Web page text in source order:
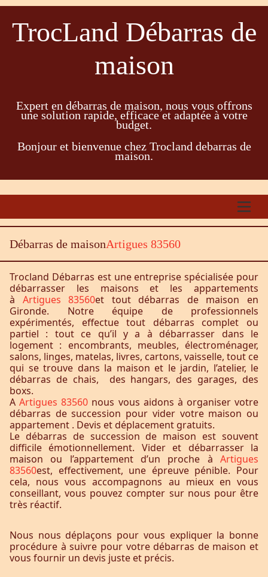
TrocLand Débarras de
maison
Expert en débarras de maison, nous vous offrons
une solution rapide, efficace et adaptée à votre
budget.
Bonjour et bienvenue chez Trocland debarras de
maison.
Débarras de maisonArtigues 83560
Trocland Débarras est une entreprise spécialisée pour
débarrasser les maisons et les appartements
à Artigues 83560et tout débarras de maison en
Gironde. Notre équipe de professionnels
expérimentés, effectue tout débarras complet ou
partiel : tout ce qu’il y a à débarrasser dans le
logement : encombrants, meubles, électroménager,
salons, linges, matelas, livres, cartons, vaisselle, tout ce
qui se trouve dans la maison et le jardin, l’atelier, le
débarras de chais, des hangars, des garages, des
boxs.
AArtigues 83560 nous vous aidons à organiser votre
débarras de succession pour vider votre maison ou
appartement . Devis et déplacement gratuits.
Le débarras de succession de maison est souvent
difficile émotionnellement. Vider et débarrasser la
maison ou l’appartement d’un proche à Artigues
83560est, effectivement, une épreuve pénible. Pour
cela, nous vous accompagnons au mieux en vous
conseillant, vous pouvez compter sur nous pour être
très réactif.
Nous nous déplaçons pour vous expliquer la bonne
procédure à suivre pour votre débarras de maison et
vous fournir un devis juste et précis.